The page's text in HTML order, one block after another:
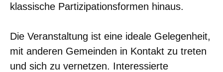
klassische Partizipationsformen hinaus.
Die Veranstaltung ist eine ideale Gelegenheit,
mit anderen Gemeinden in Kontakt zu treten
und sich zu vernetzen. Interessierte